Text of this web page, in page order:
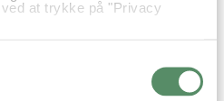
at trykke på "Privacy
om din placering,
for få meter
baseret på en scanning af